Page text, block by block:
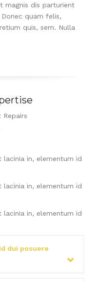
magnis dis parturient
quam felis,
quis, sem. Nulla
Repairs
lacinia in, elementum id
lacinia in, elementum id
lacinia in, elementum id
dui posuere